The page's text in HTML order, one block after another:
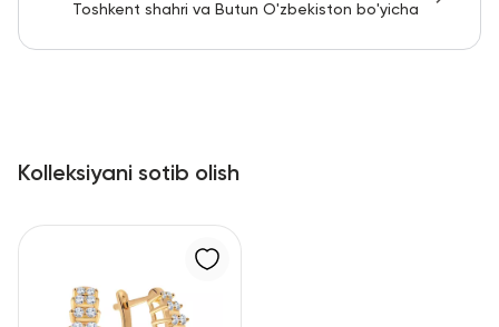
Toshkent shahri va Butun O'zbekiston bo'yicha
Kolleksiyani sotib olish